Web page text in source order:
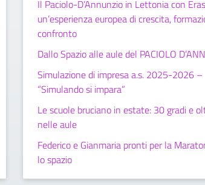
Il Paciolo-D’Annunzio in Lettonia con
un’esperienza europea di crescita,
confronto
Dallo Spazio alle aule del PACIOLO
Simulazione di impresa a.s. 2025-2026 –
“Simulando si impara”
Le scuole bruciano in estate: 30 gradi e
nelle aule
Federico e Gianmaria pronti per la
lo spazio